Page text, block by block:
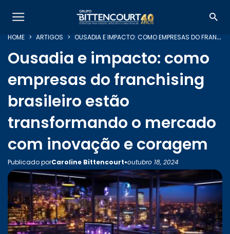
HOME ARTIGOS OUSADIA E IMPACTO: COMO EMPRESAS DO FRANCHISING BRASILEIRO ESTÃO TRANSFORMANDO O MERCADO COM INOVAÇÃO E CORAGEM
Ousadia e impacto: como
empresas do franchising
brasileiro estão
transformando o mercado
com inovação e coragem
Publicado porCaroline Bittencourt•outubro 18, 2024